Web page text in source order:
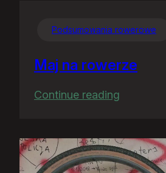
Podsumowania rowerowe
Maj na rowerze
Continue reading
rowerze